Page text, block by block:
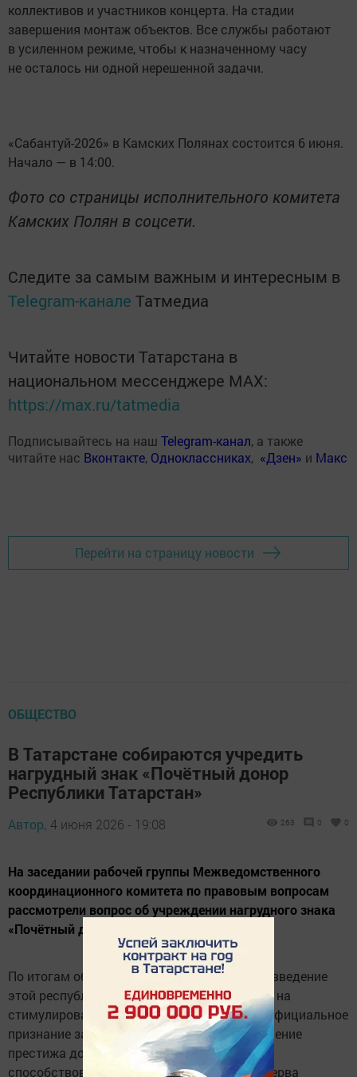
коллективов и участников концерта. На стадии
завершения монтаж объектов. Все службы работают
в усиленном режиме, чтобы к назначенному часу
не осталось ни одной нерешенной задачи.
«Сабантуй-2026» в Камских Полянах состоится 6 июня.
Начало — в 14:00.
Фото со страницы исполнительного комитета
Камских Полян в соцсети.
Следите за самым важным и интересным в
Telegram-канале Татмедиа
Читайте новости Татарстана в
национальном мессенджере MАХ:
https://max.ru/tatmedia
Подписывайтесь на наш Telegram-канал, а также
читайте нас Вконтакте, Одноклассниках, «Дзен» и Макс
Перейти на страницу новости
ОБЩЕСТВО
В Татарстане собираются учредить
нагрудный знак «Почётный донор
Республики Татарстан»
Автор, 4 июня 2026 - 19:08 263 0 0
На заседании рабочей группы Межведомственного
координационного комитета по правовым вопросам
рассмотрели вопрос об учреждении нагрудного знака
«Почётный донор Республики Татарстан».
По итогам обсуждения было отмечено, что введение
этой республиканской награды направлено на
стимулирование регулярного донорства и официальное
признание заслуг перед обществом. Повышение
престижа донорской деятельности должно
способствовать укреплению кадрового резерва